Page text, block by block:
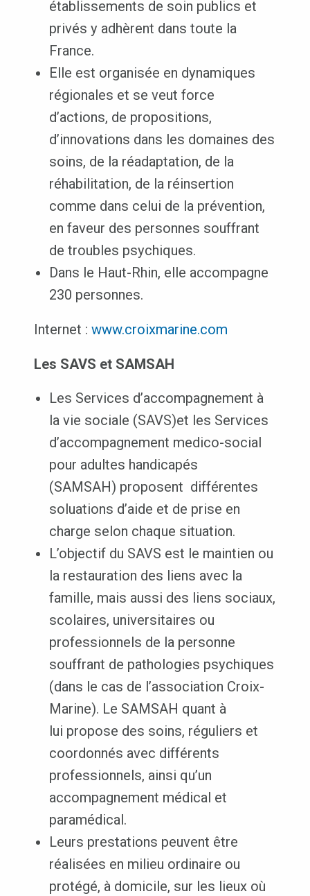
établissements de soin publics et
privés y adhèrent dans toute la
France.
Elle est organisée en dynamiques
régionales et se veut force
d’actions, de propositions,
d’innovations dans les domaines des
soins, de la réadaptation, de la
réhabilitation, de la réinsertion
comme dans celui de la prévention,
en faveur des personnes souffrant
de troubles psychiques.
Dans le Haut-Rhin, elle accompagne
230 personnes.
Internet : www.croixmarine.com
Les SAVS et SAMSAH
Les Services d’accompagnement à
la vie sociale (SAVS)et les Services
d’accompagnement medico-social
pour adultes handicapés
(SAMSAH) proposent différentes
soluations d’aide et de prise en
charge selon chaque situation.
L’objectif du SAVS est le maintien ou
la restauration des liens avec la
famille, mais aussi des liens sociaux,
scolaires, universitaires ou
professionnels de la personne
souffrant de pathologies psychiques
(dans le cas de l’association Croix-
Marine). Le SAMSAH quant à
lui propose des soins, réguliers et
coordonnés avec différents
professionnels, ainsi qu’un
accompagnement médical et
paramédical.
Leurs prestations peuvent être
réalisées en milieu ordinaire ou
protégé, à domicile, sur les lieux où